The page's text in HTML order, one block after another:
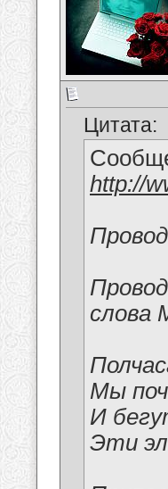
Цитата:
http://
слова
Мы
И
Эти